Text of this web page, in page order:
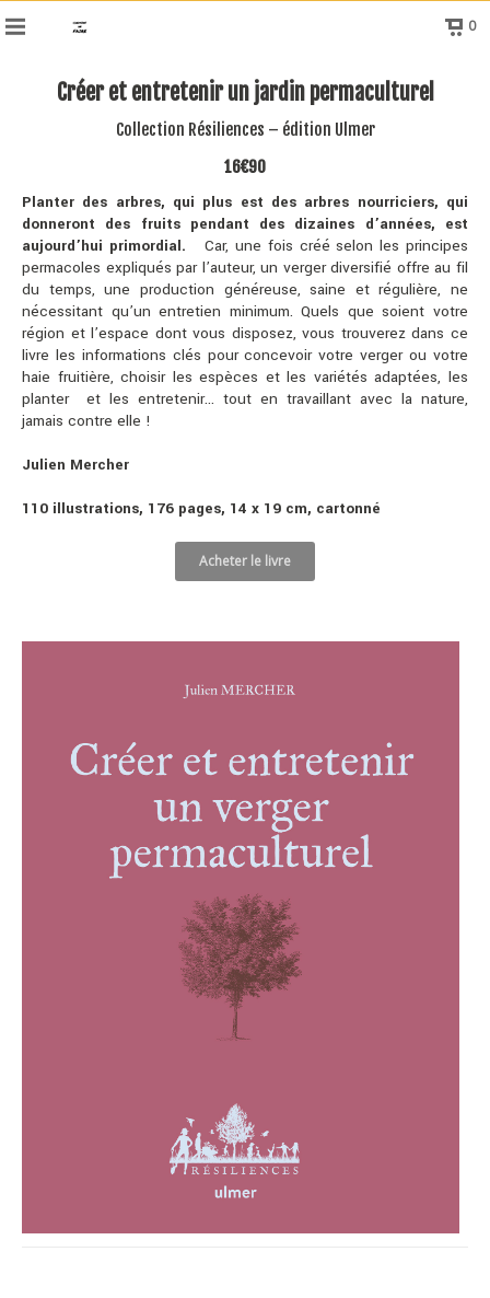
0
Créer et entretenir un jardin permaculturel
Collection Résiliences – édition Ulmer
16€90
Planter des arbres, qui plus est des arbres nourriciers, qui
donneront des fruits pendant des dizaines d’années, est
aujourd’hui primordial. Car, une fois créé selon les principes
permacoles expliqués par l’auteur, un verger diversifié offre au fil
du temps, une production généreuse, saine et régulière, ne
nécessitant qu’un entretien minimum. Quels que soient votre
région et l’espace dont vous disposez, vous trouverez dans ce
livre les informations clés pour concevoir votre verger ou votre
haie fruitière, choisir les espèces et les variétés adaptées, les
planter et les entretenir… tout en travaillant avec la nature,
jamais contre elle !
Julien Mercher
110 illustrations, 176 pages, 14 x 19 cm, cartonné
Acheter le livre